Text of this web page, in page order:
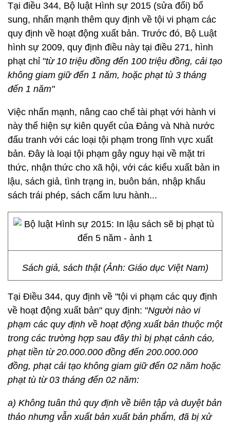
Tại điều 344, Bộ luật Hình sự 2015 (sửa đổi) bổ
sung, nhấn mạnh thêm quy định về tội vi phạm các
quy định về hoạt động xuất bản. Trước đó, Bộ Luật
hình sự 2009, quy định điều này tại điều 271, hình
phạt chỉ "từ 10 triệu đồng đến 100 triệu đồng, cải tạo
không giam giữ đến 1 năm, hoặc phạt tù 3 tháng
đến 1 năm"
Việc nhấn mạnh, nâng cao chế tài phạt với hành vi
này thể hiện sự kiên quyết của Đảng và Nhà nước
đấu tranh với các loại tội phạm trong lĩnh vực xuất
bản. Đây là loại tội phạm gây nguy hại về mặt tri
thức, nhận thức cho xã hội, với các kiểu xuất bản in
lậu, sách giả, tình trạng in, buôn bán, nhập khẩu
sách trái phép, sách cấm lưu hành...
Sách giả, sách thật (Ảnh: Giáo dục Việt Nam)
Tại Điều 344, quy định về "tội vi phạm các quy định
về hoạt động xuất bản" quy định: "Người nào vi
phạm các quy định về hoạt động xuất bản thuộc một
trong các trường hợp sau đây thì bị phạt cảnh cáo,
phạt tiền từ 20.000.000 đồng đến 200.000.000
đồng, phạt cải tạo không giam giữ đến 02 năm hoặc
phạt tù từ 03 tháng đến 02 năm:
a) Không tuân thủ quy định về biên tập và duyệt bản
thảo nhưng vẫn xuất bản xuất bản phẩm, đã bị xử